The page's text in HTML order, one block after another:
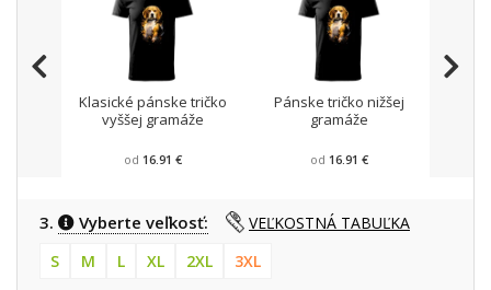
Klasické pánske tričko
vyššej gramáže
od 16.91 €
Pánske tričko nižšej
gramáže
od 16.91 €
3. Vyberte veľkosť:
VEĽKOSTNÁ TABUĽKA
S
M L XL 2XL 3XL